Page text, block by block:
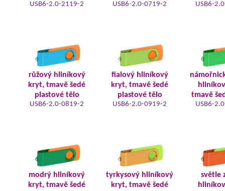
USB6-2.0-2119-2 USB6-2.0-0719-2 USB6-
růžový hliníkový
kryt, tmavě šedé
plastové tělo
USB6-2.0-0819-2
fialový hliníkový
kryt, tmavě šedé
plastové tělo
USB6-2.0-0919-2
tmavě
USB6-
modrý hliníkový
kryt, tmavě šedé
tyrkysový hliníkový
kryt, tmavě šedé
světle